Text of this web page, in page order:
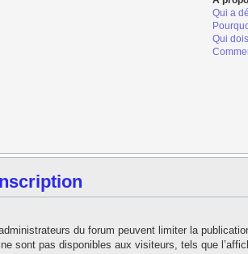
Qui a
Qui
du forum peuvent limiter la
sont pas disponibles aux visiteurs, tels que